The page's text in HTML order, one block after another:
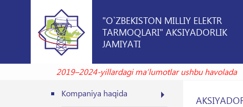
"O`ZBEKISTON MILLIY ELEKTR
TARMOQLARI" AKSIYADORLIK
JAMIYATI
2019–2024-yillardagi maʼlumotlar ushbu
Kompaniya haqida